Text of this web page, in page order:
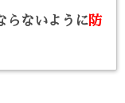
らないように防